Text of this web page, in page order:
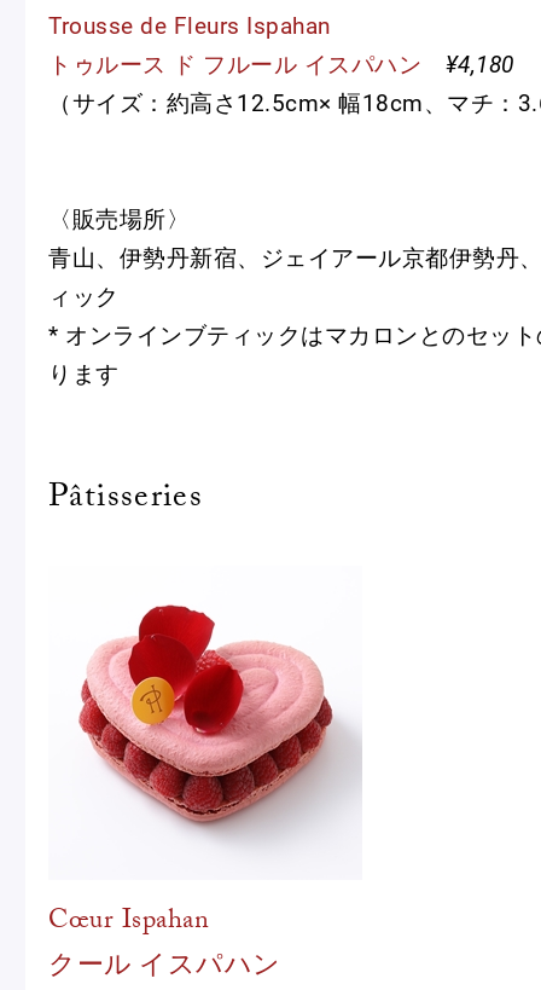
Trousse de Fleurs Ispahan
トゥルース ド フルール イスパハン
¥4,180
（サイズ：約高さ12.5cm× 幅18cm、マチ：
〈販売場所〉
青山、伊勢丹新宿、ジェイアール京都伊勢丹
ィック
* オンラインブティックはマカロンとのセッ
ります
Pâtisseries
Cœur Ispahan
クール イスパハン